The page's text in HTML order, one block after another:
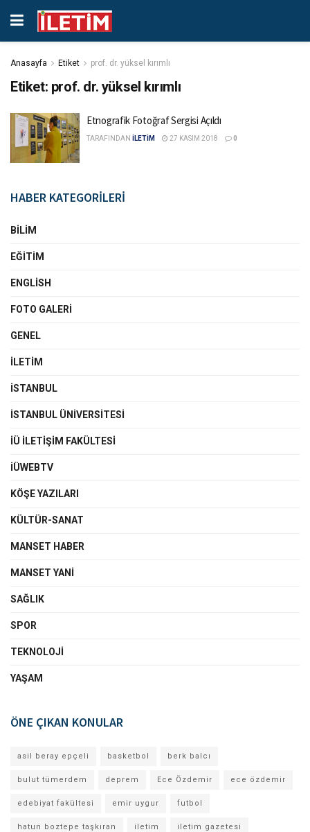
Anasayfa Etiket prof. dr. yüksel kırımlı
Etiket: prof. dr. yüksel kırımlı
Etnografik Fotoğraf Sergisi Açıldı
TARAFINDAN İLETİM 27 KASIM 2018 0
HABER KATEGORİLERİ
BILIM
EĞITIM
ENGLISH
FOTO GALERI
GENEL
İLETIM
İSTANBUL
İSTANBUL ÜNIVERSITESI
İÜ İLETIŞIM FAKÜLTESI
İÜWEBTV
KÖŞE YAZILARI
KÜLTÜR-SANAT
MANSET HABER
MANSET YANI
SAĞLIK
SPOR
TEKNOLOJI
YAŞAM
ÖNE ÇIKAN KONULAR
asil beray epçeli basketbol berk balcı
bulut tümerdem deprem Ece Özdemir ece özdemir
edebiyat fakültesi emir uygur futbol
hatun boztepe taşkıran iletim iletim gazetesi